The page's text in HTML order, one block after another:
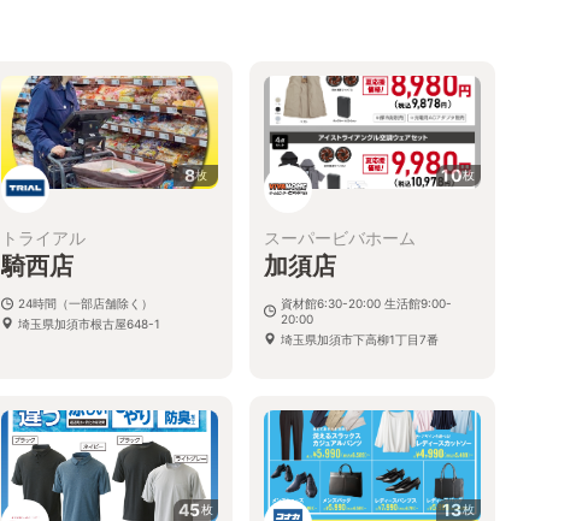
8枚
トライアル
騎西店
24時間（一部店舗除く）
埼玉県加須市根古屋648-1
10枚
スーパービバホーム
加須店
資材館6:30-20:00 生活館9:00-
20:00
埼玉県加須市下高柳1丁目7番
45枚 13枚